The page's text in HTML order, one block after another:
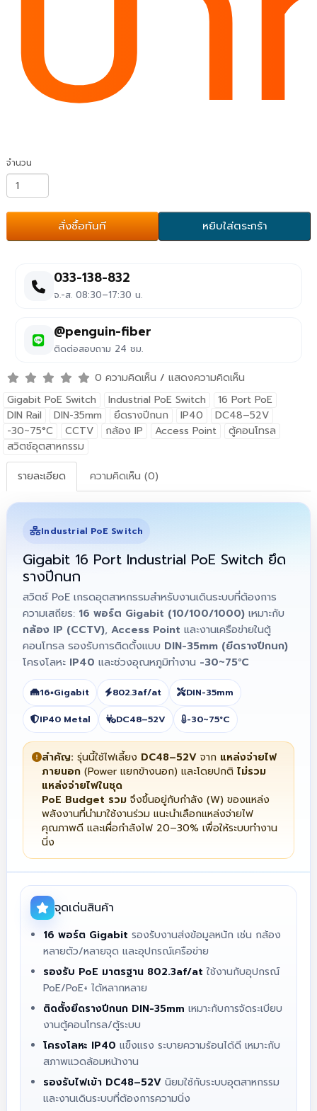
จำนวน
สั่งซื้อทันที หยิบใส่ตระกร้า
033-138-832
จ.-ส. 08:30–17:30 น.
@penguin-fiber
ติดต่อสอบถาม 24 ชม.
0 ความคิดเห็น / แสดงความคิดเห็น
Gigabit PoE Switch
Industrial PoE Switch
16 Port PoE
DIN Rail
DIN-35mm ยึดรางปีกนก IP40
DC48–52V
-30~75°C
CCTV กล้อง IP Access Point
ตู้คอนโทรล
สวิตช์อุตสาหกรรม
รายละเอียด
ความคิดเห็น (0)
Industrial PoE Switch
Gigabit 16 Port Industrial PoE Switch ยึด
รางปีกนก
สวิตช์ PoE เกรดอุตสาหกรรมสำหรับงานเดินระบบที่ต้องการ
ความเสถียร: 16 พอร์ต Gigabit (10/100/1000)เหมาะกับ
กล้อง IP (CCTV), Access Point และงานเครือข่ายในตู้
คอนโทรล รองรับการติดตั้งแบบ DIN-35mm (ยึดรางปีกนก)
โครงโลหะ IP40 และช่วงอุณหภูมิทำงาน -30~75°C
16×Gigabit 802.3af/at
DIN-35mm
IP40 Metal
DC48–52V -30~75°C
สำคัญ: รุ่นนี้ใช้ไฟเลี้ยง DC48–52Vจาก แหล่งจ่ายไฟ
ภายนอก(Power แยกข้างนอก) และโดยปกติ ไม่รวม
แหล่งจ่ายไฟในชุด
PoE Budget รวมจึงขึ้นอยู่กับกำลัง (W) ของแหล่ง
พลังงานที่นำมาใช้งานร่วม แนะนำเลือกแหล่งจ่ายไฟ
คุณภาพดี และเผื่อกำลังไฟ 20–30% เพื่อให้ระบบทำงาน
นิ่ง
จุดเด่นสินค้า
16 พอร์ต Gigabit รองรับงานส่งข้อมูลหนัก เช่น กล้อง
หลายตัว/หลายจุด และอุปกรณ์เครือข่าย
รองรับ PoE มาตรฐาน 802.3af/at ใช้งานกับอุปกรณ์
PoE/PoE+ ได้หลากหลาย
ติดตั้งยึดรางปีกนก DIN-35mm เหมาะกับการจัดระเบียบ
งานตู้คอนโทรล/ตู้ระบบ
โครงโลหะ IP40 แข็งแรง ระบายความร้อนได้ดี เหมาะกับ
สภาพแวดล้อมหน้างาน
รองรับไฟเข้า DC48–52Vนิยมใช้กับระบบอุตสาหกรรม
และงานเดินระบบที่ต้องการความนิ่ง